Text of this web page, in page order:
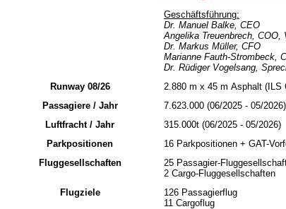
Geschäftsführung:
Dr. Manuel Balke, CEO
Angelika Treuenbrech, COO,
Dr. Markus Müller, CFO
Marianne Fauth-Strombeck,
Dr. Rüdiger Vogelsang,
Runway 08/26
2.880 m x 45 m Asphalt (ILS
Passagiere / Jahr
7.623.000 (06/2025 - 05/2026)
Luftfracht / Jahr
315.000t (06/2025 - 05/2026)
Parkpositionen
16 Parkpositionen + GAT-
Fluggesellschaften
25 Passagier-
2 Cargo-Fluggesellschaften
Flugziele
126 Passagierflug
11 Cargoflug